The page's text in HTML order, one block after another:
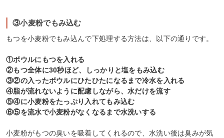
③小麦粉でもみ込む
もつを小麦粉でもみ込んで下処理する方法は、以下の通りです。
①ボウルにもつを入れる
②もつ全体に30秒ほど、しっかりと塩をもみ込む
③②の入ったボウルにひたひたになるまで冷水を入れる
④脂が流れないように配慮しながら、水だけを流す
⑤④に小麦粉をたっぷり入れてもみ込む
⑥⑤を流水で小麦粉がなくなるまで水洗いする
小麦粉がもつの臭いを吸着してくれるので、水洗い後は臭みが気